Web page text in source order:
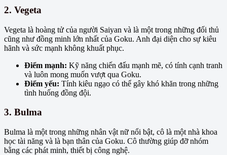
2. Vegeta
Vegeta là hoàng tử của người Saiyan và là một trong những đối thủ
cũng như đồng minh lớn nhất của Goku. Anh đại diện cho sự kiêu
hãnh và sức mạnh không khuất phục.
Điểm mạnh: Kỹ năng chiến đấu mạnh mẽ, có tính cạnh tranh
và luôn mong muốn vượt qua Goku.
Điểm yếu: Tính kiêu ngạo có thể gây khó khăn trong những
tình huống đồng đội.
3. Bulma
Bulma là một trong những nhân vật nữ nổi bật, cô là một nhà khoa
học tài năng và là bạn thân của Goku. Cô thường giúp đỡ nhóm
bằng các phát minh, thiết bị công nghệ.